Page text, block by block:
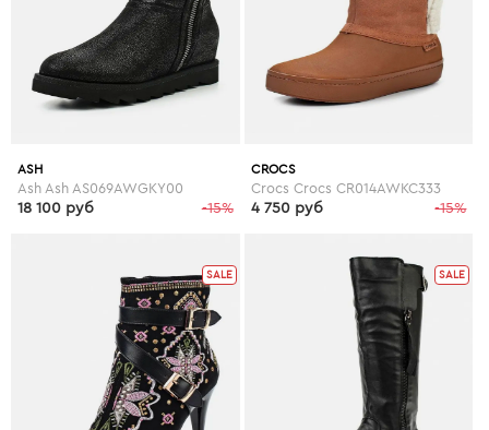
ASH
Ash Ash AS069AWGKY00
-15%
18 100 руб
CROCS
Crocs Crocs CR014AWKC333
-15%
4 750 руб
SALE SALE